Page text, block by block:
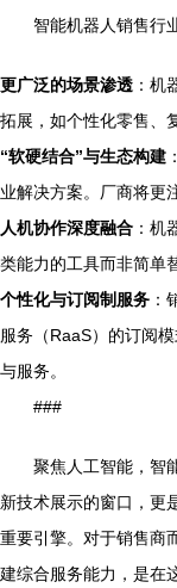
智能机器人销售行
更广泛的场景渗透 ：机
拓展，如个性化零售、
“软硬结合”与生态构建
业解决方案。厂商将更
人机协作深度融合 ：机
类能力的工具而非简单
个性化与订阅制服务 ：
服务（RaaS）的订阅
与服务。
###
聚焦人工智能，智
新技术展示的窗口，更
重要引擎。对于销售商
建综合服务能力，是在